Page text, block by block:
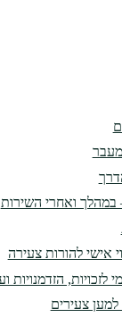
במהלך ואחרי השירות
אישי להורות צעירה
למען צעירים